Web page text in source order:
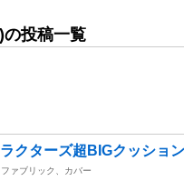
投稿一覧
クターズ超BIGクッション
ファブリック、カバー